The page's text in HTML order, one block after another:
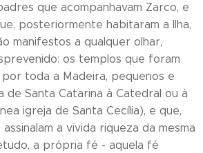
que acompanhavam Zarco, e
posteriormente habitaram a Ilha,
manifestos a qualquer olhar,
os templos que foram
toda a Madeira, pequenos e
de Santa Catarina à Catedral ou à
igreja de Santa Cecília), e que,
a vivida riqueza da mesma
a própria fé - aquela fé